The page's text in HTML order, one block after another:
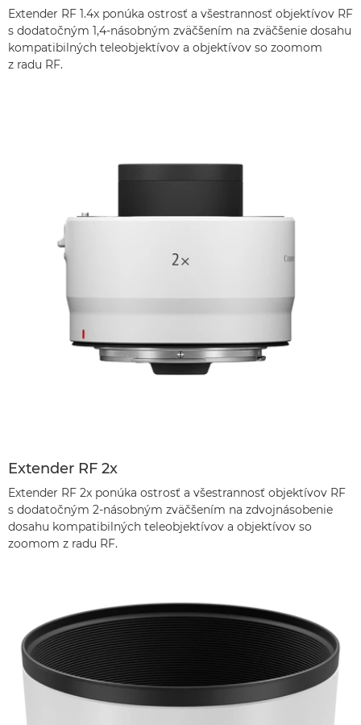
Extender RF 1.4x ponúka ostrosť a všestrannosť objektívov RF
s dodatočným 1,4-násobným zväčšením na zväčšenie dosahu
kompatibilných teleobjektívov a objektívov so zoomom
z radu RF.
Extender RF 2x
Extender RF 2x ponúka ostrosť a všestrannosť objektívov RF
s dodatočným 2-násobným zväčšením na zdvojnásobenie
dosahu kompatibilných teleobjektívov a objektívov so
zoomom z radu RF.